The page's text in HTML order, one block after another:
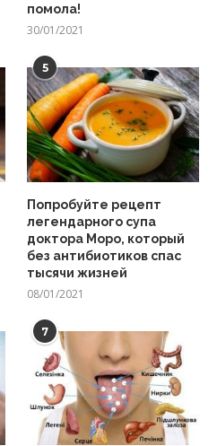
помола!
30/01/2021
5
Попробуйте рецепт
легендарного супа
доктора Моро, который
без антибиотиков спас
тысячи жизней
08/01/2021
7